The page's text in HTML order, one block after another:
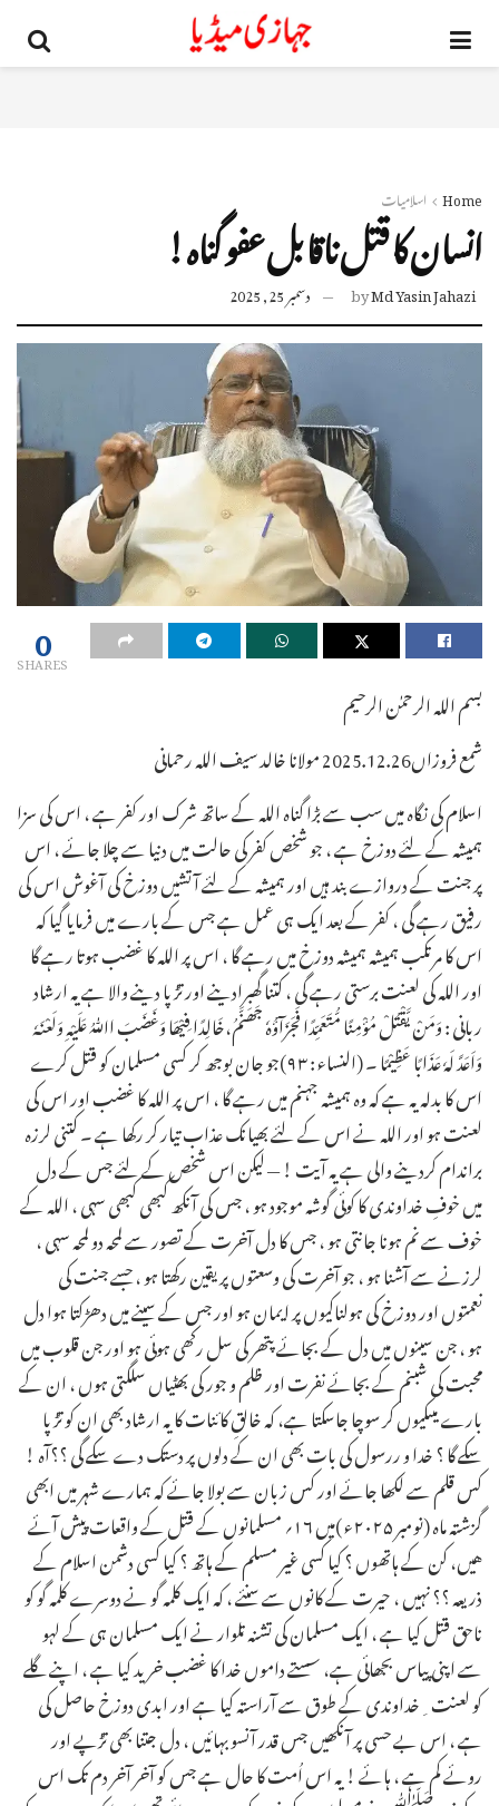
Home اسلامیات
انسان كا قتل ناقابل عفو گناه!
byMd Yasin Jahazi دسمبر 25, 2025
0
SHARES
بسم الله الرحمٰن الرحیم
شمع فروزاں2025.12.26 مولانا خالد سیف الله رحمانی
اسلام کی نگاہ میں سب سے بڑا گناہ اللہ کے ساتھ شرک اور کفر ہے ، اس کی سزا
ہمیشہ کے لئے دوزخ ہے ، جو شخص کفر کی حالت میں دنیا سے چلا جائے ، اس
پر جنت کے دروازے بند ہیں اور ہمیشہ کے لئے آتشیں دوزخ کی آغوش اس کی
رفیق رہے گی ، کفر کے بعد ایک ہی عمل ہے جس کے بارے میں فرمایا گیا کہ
اس کا مرتکب ہمیشہ ہمیشہ دوزخ میں رہے گا ، اس پر اللہ کا غضب ہوتا رہے گا
اور اللہ کی لعنت برستی رہے گی ، کتنا گھبرادینے اور تڑپا دینے والا ہے یہ ارشاد
ربانی : وَمَنْ یَّقْتُلْ مُؤْمِنًا مُّتَعَمِّدًا فَجَزَآؤُہٗ جَھَنَّمُ،خَالِدًا فِیْھَا وَغَضَبَ اﷲُ عَلَیْہِ وَلَعْنَہٗ
وَاَعَدَّ لَہٗ عَذَابًا عَظِیْمًا ۔ (النساء : ۹۳)جو جان بوجھ کر کسی مسلمان کو قتل کرے
اس کا بدلہ یہ ہے کہ وہ ہمیشہ جہنم میں رہے گا ، اس پر اللہ کا غضب اور اس کی
لعنت ہو اور اللہ نے اس کے لئے بھیانک عذاب تیار کر رکھا ہے ۔ کتنی لرزہ
براندام کردینے والی ہے یہ آیت ! — لیکن اس شخص کے لئے جس کے دل
میں خوفِ خداوندی کا کوئی گوشہ موجود ہو ، جس کی آنکھ کبھی کبھی سہی ، اللہ کے
خوف سے نم ہونا جانتی ہو ، جس کا دل آخرت کے تصور سے لمحہ دو لمحہ سہی ،
لرزنے سے آشنا ہو ، جو آخرت کی وسعتوں پر یقین رکھتا ہو ، جسے جنت کی
نعمتوں اور دوزخ کی ہولناکیوں پر ایمان ہو اور جس کے سینے میں دھڑکتا ہوا دل
ہو ، جن سینوں میں دل کے بجائے پتھر کی سل رکھی ہوئی ہو اور جن قلوب میں
محبت کی شبنم کے بجائے نفرت اور ظلم و جور کی بھٹیاں سلگتی ہوں ، ان کے
بارے میںکیوں کر سوچا جاسکتا ہے، کہ خالقِ کائنات کا یہ ارشاد بھی ان کو تڑپا
سکے گا ؟ خدا و ررسول کی بات بھی ان کے دلوں پر دستک دے سکے گی ؟؟آہ !
کس قلم سے لکھا جائے اور کس زبان سے بولا جائے کہ ہمارے شہر میں ابھی
گزشته ماه (نومبر ۲۰۲۵ء )میں ۱۶؍ مسلمانوں كے قتل كے واقعات پیش آئے
هیں، کن کے ہاتھوں ؟ کیا کسی غیر مسلم کے ہاتھ ؟ کیا کسی دشمن اسلام کے
ذریعہ ؟؟ نہیں ، حیرت کے کانوں سے سنئے ، کہ ایک کلمہ گو نے دوسرے کلمہ گو کو
ناحق قتل کیا ہے ، ایک مسلمان کی تشنہ تلوار نے ایک مسلمان ہی کے لہو
سے اپنی پیاس بجھائی ہے، سستے داموں خدا کا غضب خرید کیا ہے ، اپنے گلے
کو لعنت ِخداوندی کے طوق سے آراستہ کیا ہے اور ابدی دوزخ حاصل کی
ہے ، اس بے حسی پر آنکھیں جس قدر آنسو بہائیں ، دل جتنا بھی تڑپے اور
روئے کم ہے ، ہائے ! یہ اس اُمت کا حال ہے جس کو آخر آخر دم تک اس